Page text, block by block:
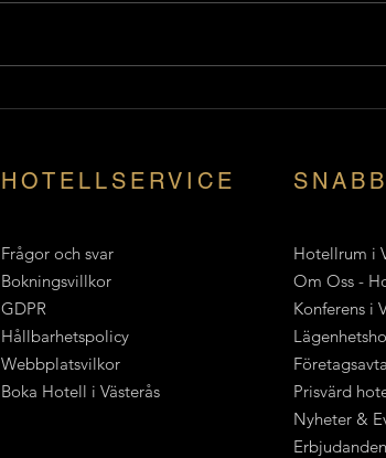
HOTELLSERVICE
Frågor och svar
Bokningsvillkor
GDPR
Hållbarhetspolicy
Webbplatsvilkor
Boka Hotell i Västerås
Hotellrum i
Om Oss -
Konferens i
Prisvärd
Nyheter &
Erbjudanden